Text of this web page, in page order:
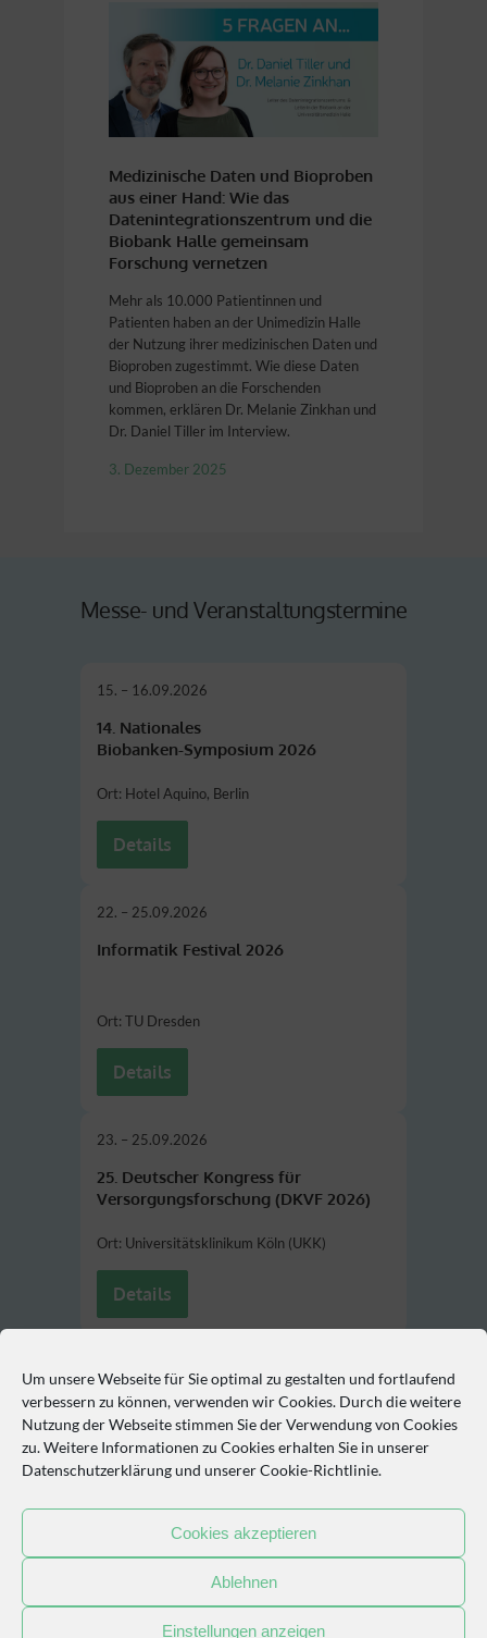
Um unsere Webseite für Sie optimal zu gestalten und fortlaufend
verbessern zu können, verwenden wir Cookies. Durch die weitere
Nutzung der Webseite stimmen Sie der Verwendung von Cookies
zu. Weitere Informationen zu Cookies erhalten Sie in unserer
Datenschutzerklärungund unsererCookie-Richtlinie.
Cookies akzeptieren
Ablehnen
Einstellungen anzeigen
Medizinische Daten und Bioproben
aus einer Hand: Wie das
Datenintegrationszentrum und die
Biobank Halle gemeinsam
Forschung vernetzen
Mehr als 10.000 Patientinnen und
Patienten haben an der Unimedizin Halle
der Nutzung ihrer medizinischen Daten und
Bioproben zugestimmt. Wie diese Daten
und Bioproben an die Forschenden
kommen, erklären Dr. Melanie Zinkhan und
Dr. Daniel Tiller im Interview.
3. Dezember 2025
Messe- und Veranstaltungstermine
15. – 16.09.2026
14. Nationales
Biobanken-Symposium 2026
Ort: Hotel Aquino, Berlin
Details
22. – 25.09.2026
Informatik Festival 2026
Ort: TU Dresden
Details
23. – 25.09.2026
25. Deutscher Kongress für
Versorgungsforschung (DKVF 2026)
Ort: Universitätsklinikum Köln (UKK)
Details
So erreichen Sie uns
Philipp-Rosenthal-Straße 27, 04103 Leipzig
+49 341 97-16720
COOKIE-RICHTLINIE (EU)